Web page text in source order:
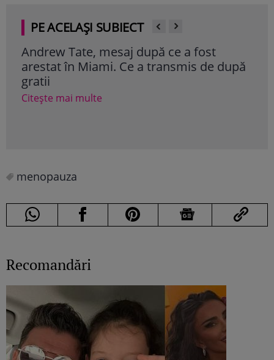
PE ACELAȘI SUBIECT
Andrew Tate, mesaj după ce a fost
arestat în Miami. Ce a transmis de după
gratii
Citește mai multe
menopauza
Recomandări